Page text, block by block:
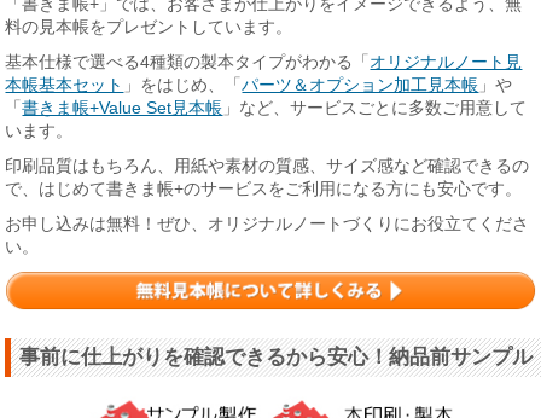
「書きま帳+」では、お客さまが仕上がりをイメージできるよう、無
料の見本帳をプレゼントしています。
基本仕様で選べる4種類の製本タイプがわかる「 オリジナルノート見
本帳基本セット 」をはじめ、「パーツ＆オプション加工見本帳 」や
「書きま帳+Value Set見本帳 」など、サービスごとに多数ご用意して
います。
印刷品質はもちろん、用紙や素材の質感、サイズ感など確認できるの
で、はじめて書きま帳+のサービスをご利用になる方にも安心です。
お申し込みは無料！ぜひ、オリジナルノートづくりにお役立てくださ
い。
事前に仕上がりを確認できるから安心！納品前サンプル